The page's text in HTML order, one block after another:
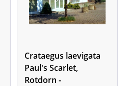
Crataegus laevigata
Paul's Scarlet,
Rotdorn -